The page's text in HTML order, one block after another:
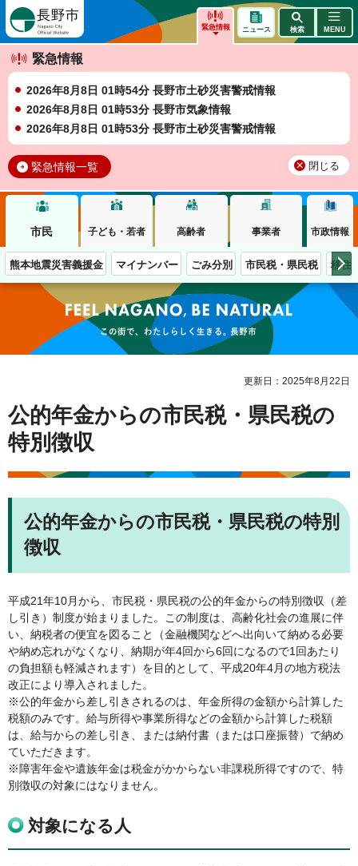
緊急情報
緊急情報
2026年8月8日 01時54分 長野市土砂災害警戒情報
2026年8月8日 01時53分 長野市気象情報
2026年8月8日 01時53分 長野市土砂災害警戒情報
緊急情報一覧 閉じる
ニュース 検索 MENU
市民 子ども・若者 高齢者 事業者 市政情報
熊本地震災害義援金 マイナンバー ごみ分別 市民税・県民税 移住
この街で、わたしらしく生きる。長野市
更新日：2025年8月22日
公的年金からの市民税・県民税の
特別徴収
公的年金からの市民税・県民税の特別
徴収
平成21年10月から、市民税・県民税の公的年金からの特別徴収（差
し引き）制度が始まりました。この制度は、高齢化社会の進展に伴
い、納税者の便宜を図ること（金融機関などへ出向いて納める必要
や納め忘れがなくなり、納期が年4回から6回になるので1回あたり
の負担額も軽減されます）を目的として、平成20年4月の地方税法
改正により導入されました。
※公的年金から差し引きされるのは、年金所得の金額から計算した
税額のみです。給与所得や事業所得などの金額から計算した税額
は、給与からの差し引き、または納付書（または口座振替）で納め
ていただきます。
※障害年金や遺族年金は税金がかからない非課税所得ですので、特
別徴収の対象にはなりません。
対象になる人